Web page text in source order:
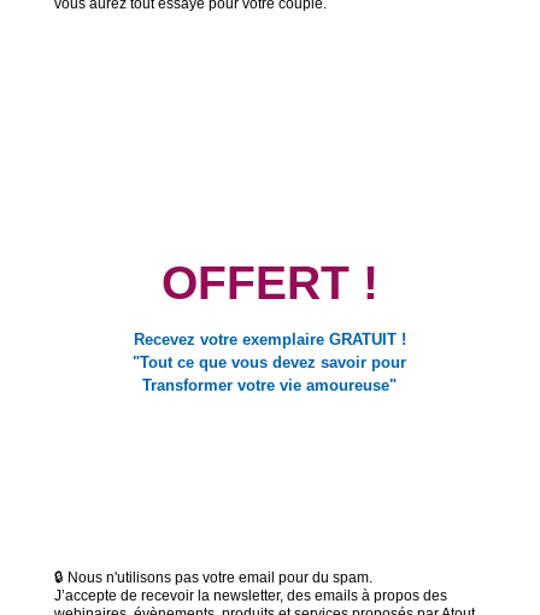
vous aurez tout essayé pour votre couple.
OFFERT !
Recevez votre exemplaire GRATUIT !
"Tout ce que vous devez savoir pour
Transformer votre vie amoureuse"
🔒 Nous n'utilisons pas votre email pour du spam.
J’accepte de recevoir la newsletter, des emails à propos des